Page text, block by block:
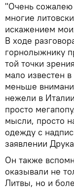
"Очень сожалею
многие
искажением
В ходе
горнолыжнику
той точки
мало известен
меньше
нежели в
просто
мысли, просто
одежду с
заявлении
Он также
оказывали не
Литвы, но и